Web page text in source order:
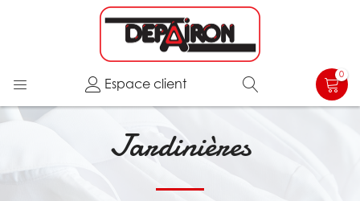
Espace client
0
Jardinières